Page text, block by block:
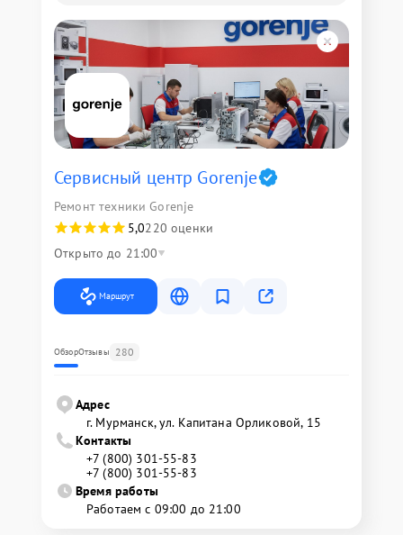
Сервисный центр Gorenje
Ремонт техники Gorenje
5,0220 оценки
Открыто до 21:00
Маршрут
ОбзорОтзывы 280
Адрес
г. Мурманск, ул. Капитана Орликовой, 15
Контакты
+7 (800) 301-55-83
+7 (800) 301-55-83
Время работы
Работаем с 09:00 до 21:00